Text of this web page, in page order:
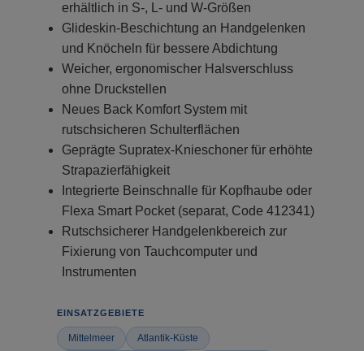
erhältlich in S-, L- und W-Größen
Glideskin-Beschichtung an Handgelenken
und Knöcheln für bessere Abdichtung
Weicher, ergonomischer Halsverschluss
ohne Druckstellen
Neues Back Komfort System mit
rutschsicheren Schulterflächen
Geprägte Supratex-Knieschoner für erhöhte
Strapazierfähigkeit
Integrierte Beinschnalle für Kopfhaube oder
Flexa Smart Pocket (separat, Code 412341)
Rutschsicherer Handgelenkbereich zur
Fixierung von Tauchcomputer und
Instrumenten
EINSATZGEBIETE
Mittelmeer Atlantik-Küste